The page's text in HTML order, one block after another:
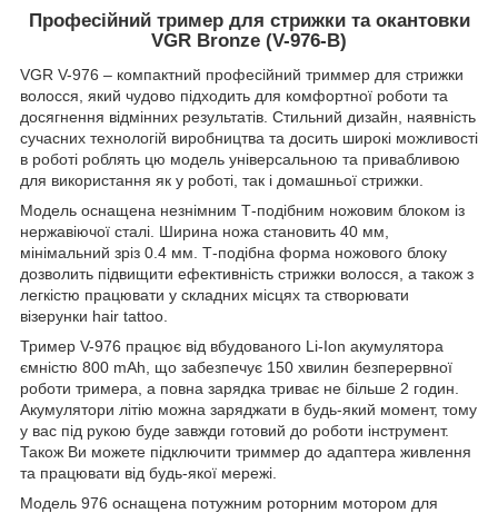
Професійний тример для стрижки та окантовки
VGR Bronze (V-976-B)
VGR V-976 – компактний професійний триммер для стрижки
волосся, який чудово підходить для комфортної роботи та
досягнення відмінних результатів. Стильний дизайн, наявність
сучасних технологій виробництва та досить широкі можливості
в роботі роблять цю модель універсальною та привабливою
для використання як у роботі, так і домашньої стрижки.
Модель оснащена незнімним Т-подібним ножовим блоком із
нержавіючої сталі. Ширина ножа становить 40 мм,
мінімальний зріз 0.4 мм. Т-подібна форма ножового блоку
дозволить підвищити ефективність стрижки волосся, а також з
легкістю працювати у складних місцях та створювати
візерунки hair tattoo.
Тример V-976 працює від вбудованого Li-Ion акумулятора
ємністю 800 mAh, що забезпечує 150 хвилин безперервної
роботи тримера, а повна зарядка триває не більше 2 годин.
Акумулятори літію можна заряджати в будь-який момент, тому
у вас під рукою буде завжди готовий до роботи інструмент.
Також Ви можете підключити триммер до адаптера живлення
та працювати від будь-якої мережі.
Модель 976 оснащена потужним роторним мотором для